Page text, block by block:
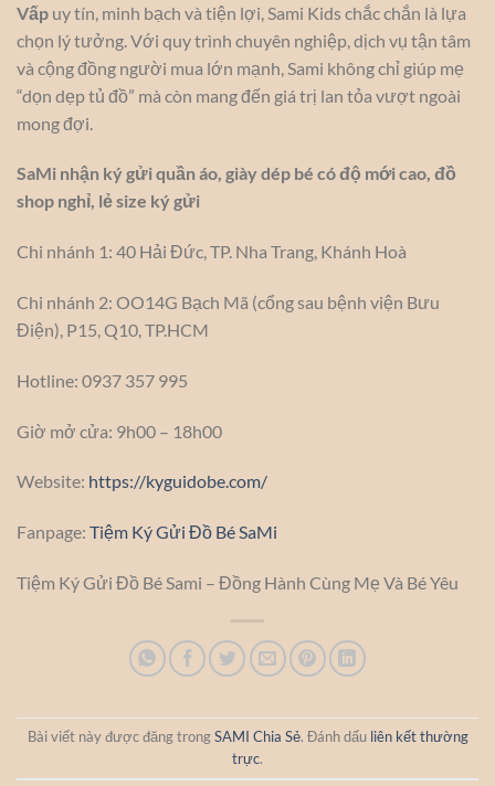
Vấp uy tín, minh bạch và tiện lợi, Sami Kids chắc chắn là lựa
chọn lý tưởng. Với quy trình chuyên nghiệp, dịch vụ tận tâm
và cộng đồng người mua lớn mạnh, Sami không chỉ giúp mẹ
“dọn dẹp tủ đồ” mà còn mang đến giá trị lan tỏa vượt ngoài
mong đợi.
SaMi nhận ký gửi quần áo, giày dép bé có độ mới cao, đồ
shop nghỉ, lẻ size ký gửi
Chi nhánh 1: 40 Hải Đức, TP. Nha Trang, Khánh Hoà
Chi nhánh 2: OO14G Bạch Mã (cổng sau bệnh viện Bưu
Điện), P15, Q10, TP.HCM
Hotline: 0937 357 995
Giờ mở cửa: 9h00 – 18h00
Website: https://kyguidobe.com/
Fanpage: Tiệm Ký Gửi Đồ Bé SaMi
Tiệm Ký Gửi Đồ Bé Sami – Đồng Hành Cùng Mẹ Và Bé Yêu
Bài viết này được đăng trongSAMI Chia Sẻ. Đánh dấu liên kết thường
trực.